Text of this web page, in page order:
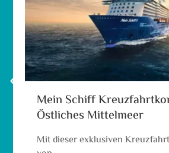
Mein Schiff
Östliches Mittelmeer
Mit dieser exklusiven